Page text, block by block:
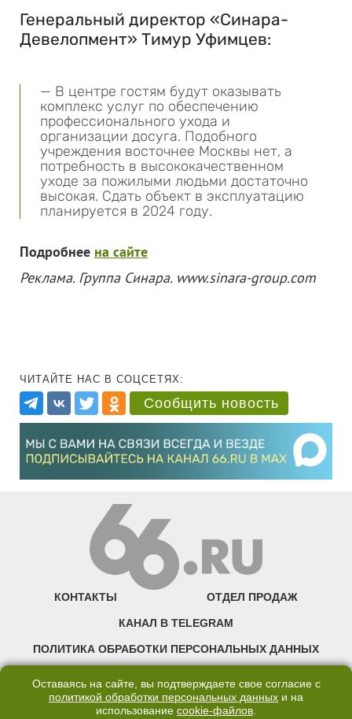
Генеральный директор «Синара-
Девелопмент» Тимур Уфимцев:
— В центре гостям будут оказывать
комплекс услуг по обеспечению
профессионального ухода и
организации досуга. Подобного
учреждения восточнее Москвы нет, а
потребность в высококачественном
уходе за пожилыми людьми достаточно
высокая. Сдать объект в эксплуатацию
планируется в 2024 году.
Подробнее на сайте
Реклама. Группа Синара. www.sinara-group.com
ЧИТАЙТЕ НАС В СОЦСЕТЯХ:
Сообщить новость
КОНТАКТЫ ОТДЕЛ ПРОДАЖ
КАНАЛ В TELEGRAM
ПОЛИТИКА ОБРАБОТКИ ПЕРСОНАЛЬНЫХ ДАННЫХ
©2007—2025 66.RU. Воспроизведение, сообщение, доведение до всеобщего
Оставаясь на сайте, вы подтверждаете свое согласие с
политикой обработки персональных данных и на
использование cookie-файлов.